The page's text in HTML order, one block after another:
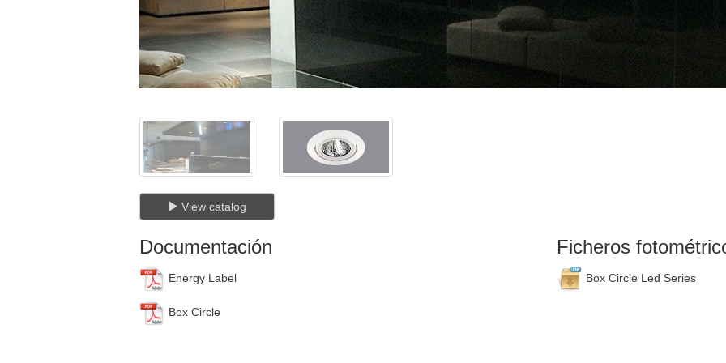
View catalog
Documentación
Energy Label
Box Circle
Ficheros
Box Circle Led Series